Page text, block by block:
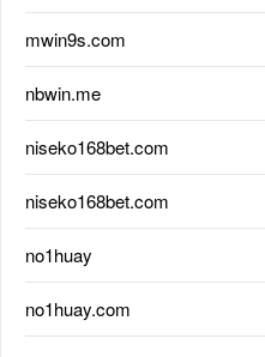
mwin9s.com
nbwin.me
niseko168bet.com
niseko168bet.com
no1huay
no1huay.com